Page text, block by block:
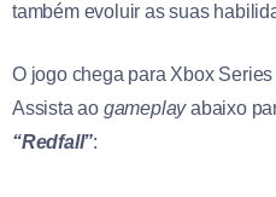
também evoluir as suas
O jogo chega para Xbox
Assista ao gameplayabaixo
“Redfall”: